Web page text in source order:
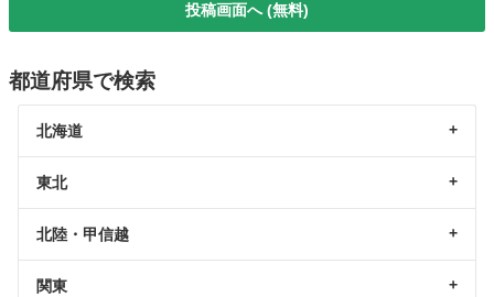
投稿画面へ (無料)
都道府県で検索
北海道
東北
北陸・甲信越
関東